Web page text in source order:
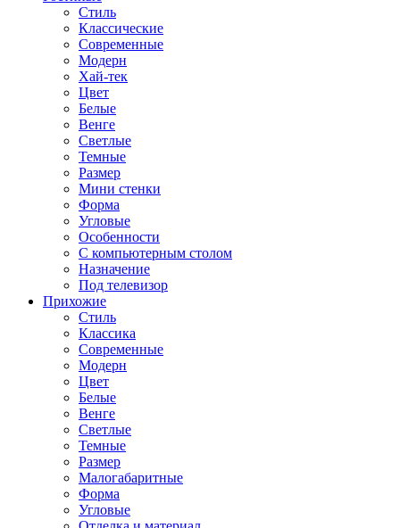
Стиль
Классические
Современные
Модерн
Хай-тек
Цвет
Белые
Венге
Светлые
Темные
Размер
Мини стенки
Форма
Угловые
Особенности
С компьютерным столом
Назначение
Под телевизор
Прихожие
Стиль
Классика
Современные
Модерн
Цвет
Белые
Венге
Светлые
Темные
Размер
Малогабаритные
Форма
Угловые